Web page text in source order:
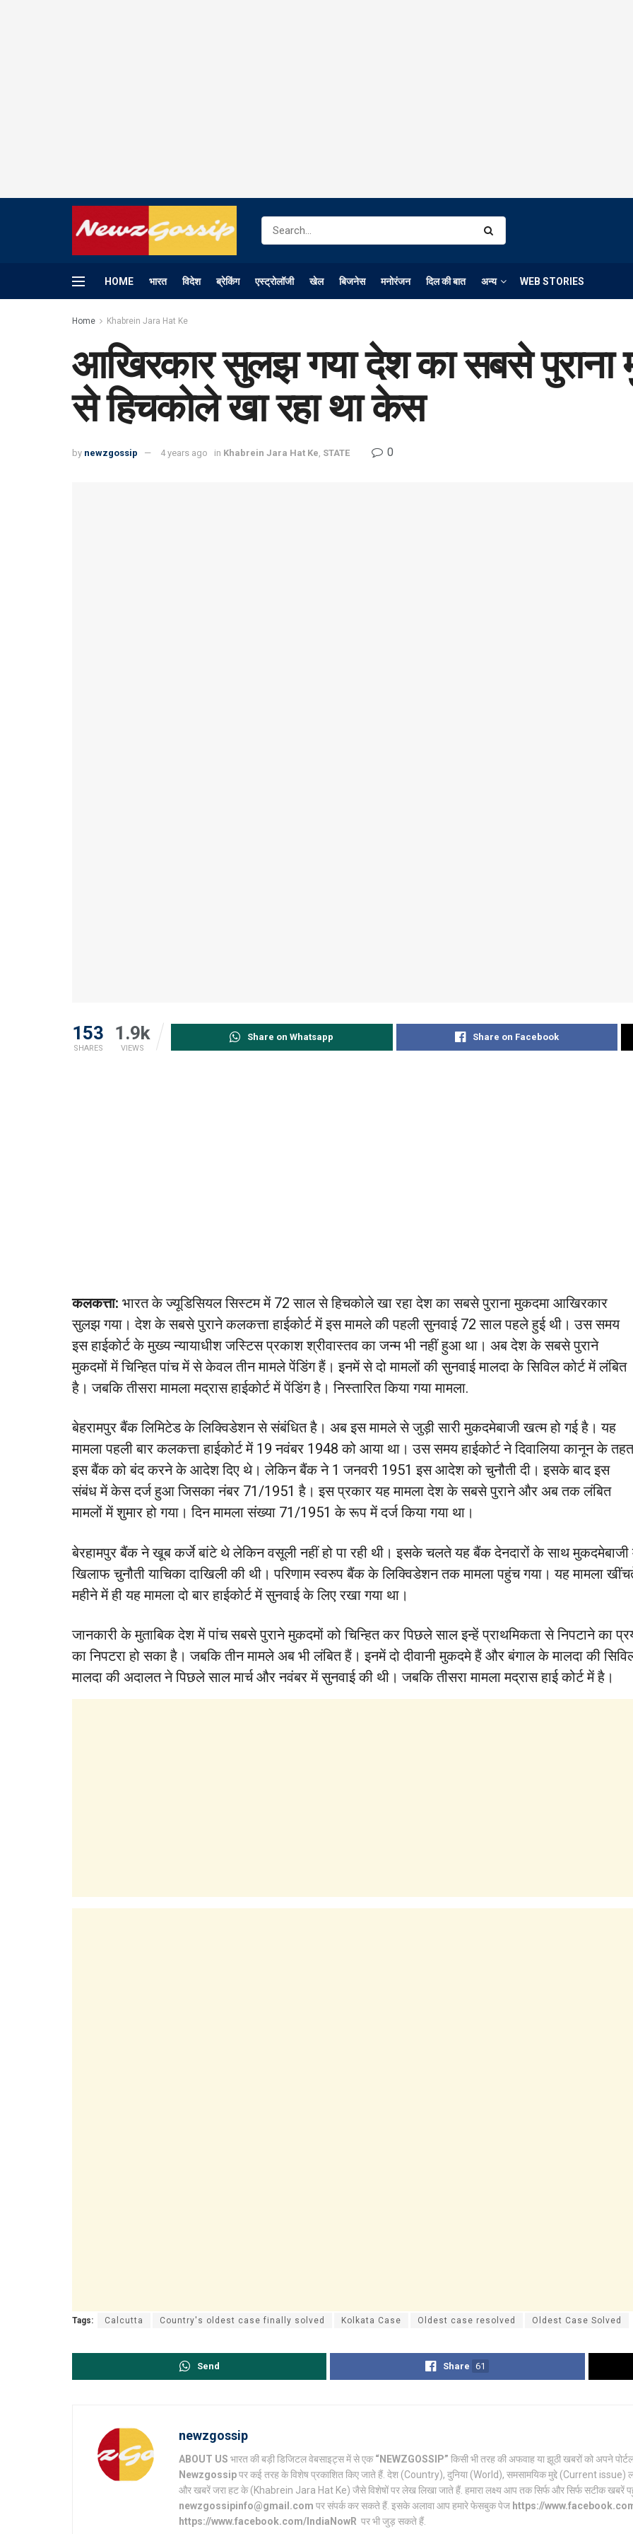
HOME भारत विदेश ब्रेकिंग एस्ट्रोलॉजी खेल बिजनेस मनोरंजन दिल की बात अन्य WEB STORIES
Home Khabrein Jara Hat Ke
आखिरकार सुलझ गया देश का सबसे पुराना
से हिचकोले खा रहा था केस
by newzgossip 4 years ago in Khabrein Jara Hat Ke, STATE 0
153
SHARES
1.9k
VIEWS
Share on Whatsapp Share on Facebook
कलकत्ता: भारत के ज्यूडिसियल सिस्टम में 72 साल से हिचकोले खा रहा देश का सबसे पुराना मुकदमा आखिरकार
सुलझ गया। देश के सबसे पुराने कलकत्ता हाईकोर्ट में इस मामले की पहली सुनवाई 72 साल पहले हुई थी। उस समय
इस हाईकोर्ट के मुख्य न्यायाधीश जस्टिस प्रकाश श्रीवास्तव का जन्म भी नहीं हुआ था। अब देश के सबसे पुराने
मुकदमों में चिन्हित पांच में से केवल तीन मामले पेंडिंग हैं। इनमें से दो मामलों की सुनवाई मालदा के सिविल कोर्ट में लंबित
है। जबकि तीसरा मामला मद्रास हाईकोर्ट में पेंडिंग है। निस्तारित किया गया मामला.
बेहरामपुर बैंक लिमिटेड के लिक्विडेशन से संबंधित है। अब इस मामले से जुड़ी सारी मुकदमेबाजी खत्म हो गई है। यह
मामला पहली बार कलकत्ता हाईकोर्ट में 19 नवंबर 1948 को आया था। उस समय हाईकोर्ट ने दिवालिया कानून के तहत
इस बैंक को बंद करने के आदेश दिए थे। लेकिन बैंक ने 1 जनवरी 1951 इस आदेश को चुनौती दी। इसके बाद इस
संबंध में केस दर्ज हुआ जिसका नंबर 71/1951 है। इस प्रकार यह मामला देश के सबसे पुराने और अब तक लंबित
मामलों में शुमार हो गया। दिन मामला संख्या 71/1951 के रूप में दर्ज किया गया था।
बेरहामपुर बैंक ने खूब कर्जे बांटे थे लेकिन वसूली नहीं हो पा रही थी। इसके चलते यह बैंक देनदारों के साथ
खिलाफ चुनौती याचिका दाखिली की थी। परिणाम स्वरुप बैंक के लिक्विडेशन तक मामला पहुंच गया। यह मामला
महीने में ही यह मामला दो बार हाईकोर्ट में सुनवाई के लिए रखा गया था।
जानकारी के मुताबिक देश में पांच सबसे पुराने मुकदमों को चिन्हित कर पिछले साल इन्हें प्राथमिकता से निपटाने का
का निपटरा हो सका है। जबकि तीन मामले अब भी लंबित हैं। इनमें दो दीवानी मुकदमे हैं और बंगाल के मालदा की
मालदा की अदालत ने पिछले साल मार्च और नवंबर में सुनवाई की थी। जबकि तीसरा मामला मद्रास हाई कोर्ट में है।
Tags: Calcutta Country's oldest case finally solved Kolkata Case Oldest case resolved Oldest Case Solved
Send Share 61
newzgossip
ABOUT US भारत की बड़ी डिजिटल वेबसाइट्स में से एक“NEWZGOSSIP” किसी भी तरह की अफवाह या झूठी खबरों को अपने
Newzgossipपर कई तरह के विशेष प्रकाशित किए जाते हैं. देश (Country), दुनिया (World), समसामयिक मुद्दे (Current
और खबरें जरा हट के (Khabrein Jara Hat Ke) जैसे विशेषों पर लेख लिखा जाते हैं. हमारा लक्ष्य आप तक सिर्फ और सिर्फ सटीक खबरें
newzgossipinfo@gmail.com पर संपर्क कर सकते हैं. इसके अलावा आप हमारे फेसबुक पेज https://
https://www.facebook.com/IndiaNowR पर भी जुड़ सकते हैं.